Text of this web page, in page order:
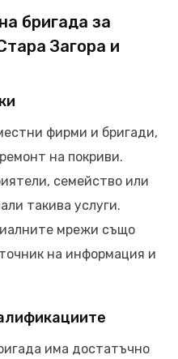
бригада за
Загора и
фирми и бригади,
на покриви.
семейство или
такива услуги.
мрежи също
на информация и
има достатъчно